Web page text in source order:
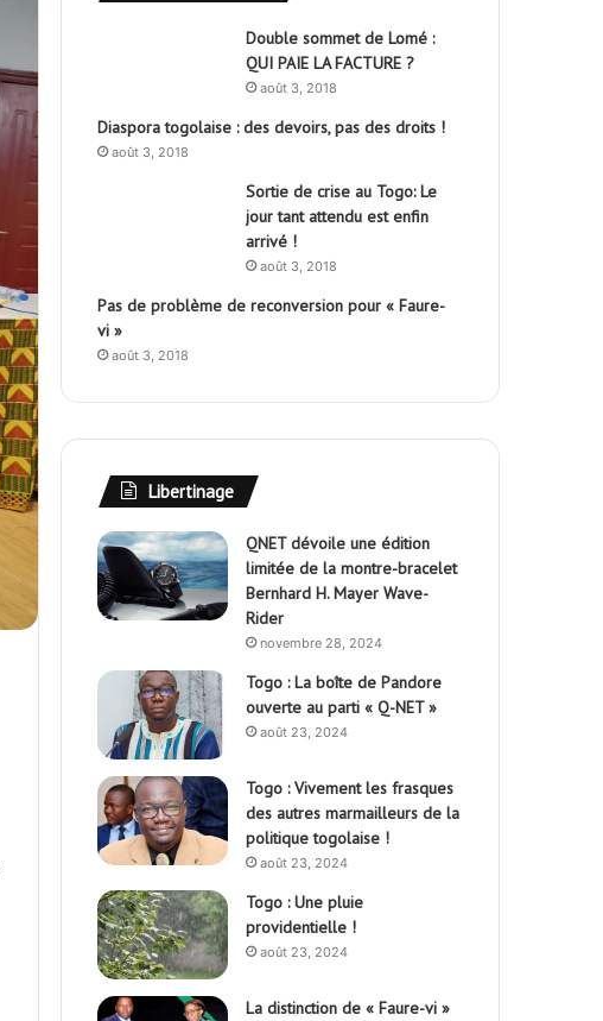
Double sommet de Lomé :
QUI PAIE LA FACTURE ?
août 3, 2018
Diaspora togolaise : des devoirs, pas des droits !
août 3, 2018
Sortie de crise au Togo: Le
jour tant attendu est enfin
arrivé !
août 3, 2018
Pas de problème de reconversion pour « Faure-
vi »
août 3, 2018
Libertinage
QNET dévoile une édition
limitée de la montre-bracelet
Bernhard H. Mayer Wave-
Rider
novembre 28, 2024
Togo : La boîte de Pandore
ouverte au parti « Q-NET »
août 23, 2024
Togo : Vivement les frasques
des autres marmailleurs de la
politique togolaise !
août 23, 2024
Togo : Une pluie
providentielle !
août 23, 2024
La distinction de « Faure-vi »